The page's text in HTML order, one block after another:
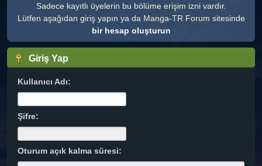
Sadece kayıtlı üyelerin bu bölüme erişim izni vardır.
Lütfen aşağıdan giriş yapın ya da Manga-TR Forum sitesinde
bir hesap oluşturun
Giriş Yap
Kullanıcı Adı:
Şifre:
Oturum açık kalma süresi: